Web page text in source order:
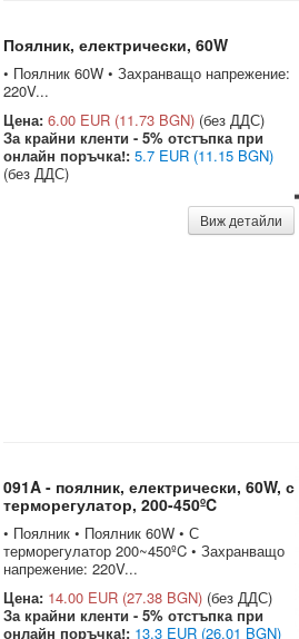
Поялник, електрически, 60W
• Поялник 60W • Захранващо напрежение:
220V...
Цена: 6.00 EUR (11.73 BGN) (без ДДС)
За крайни кленти - 5% отстъпка при
онлайн поръчка!: 5.7 EUR (11.15 BGN)
(без ДДС)
Виж детайли
091A - поялник, електрически, 60W, с
терморегулатор, 200-450ºC
• Поялник • Поялник 60W • С
терморегулатор 200~450ºC • Захранващо
напрежение: 220V...
Цена: 14.00 EUR (27.38 BGN) (без ДДС)
За крайни кленти - 5% отстъпка при
онлайн поръчка!: 13.3 EUR (26.01 BGN)